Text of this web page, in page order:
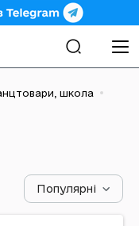
школа
Популярні